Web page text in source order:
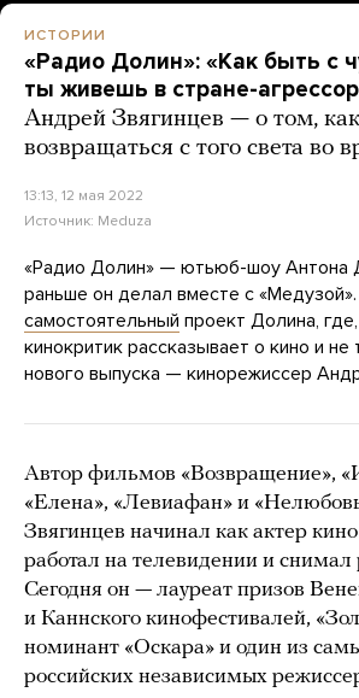
ИСТОРИИ
«Радио Долин»: «Как быть с
ты живешь в стране-
Андрей Звягинцев — о том,
возвращаться с того света во
13:13, 12 мая 2022
Источник: Meduza
«Радио Долин» — ютьюб-шоу Антона
раньше он делал вместе с
самостоятельный проект Долина,
кинокритик рассказывает о кино и не
нового выпуска — кинорежиссер
Автор фильмов «Возвращение»,
«Елена», «Левиафан» и
Звягинцев начинал как актер
работал на телевидении и снимал
Сегодня он — лауреат призов
и Каннского кинофестивалей,
номинант «Оскара» и один из
российских независимых